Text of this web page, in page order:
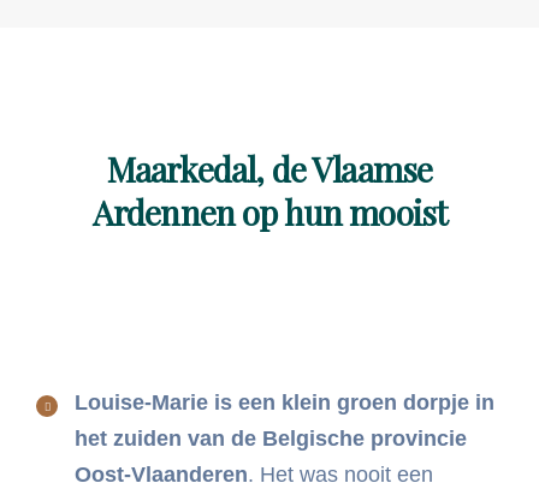
Maarkedal, de Vlaamse
Ardennen op hun mooist
Louise-Marie is een klein groen dorpje in
het zuiden van de Belgische provincie
Oost-Vlaanderen. Het was nooit een